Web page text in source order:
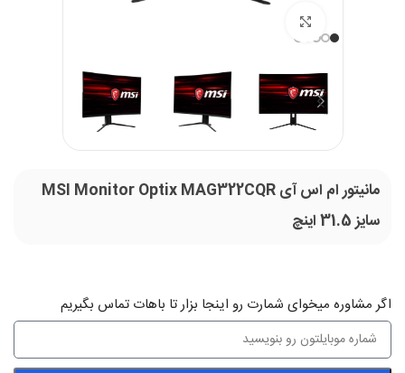
مانیتور ام اس آی MSI Monitor Optix MAG322CQR
سایز 31.5 اینچ
اگر‌ مشاوره میخوای شمارت رو اینجا بزار تا باهات تماس بگیریم